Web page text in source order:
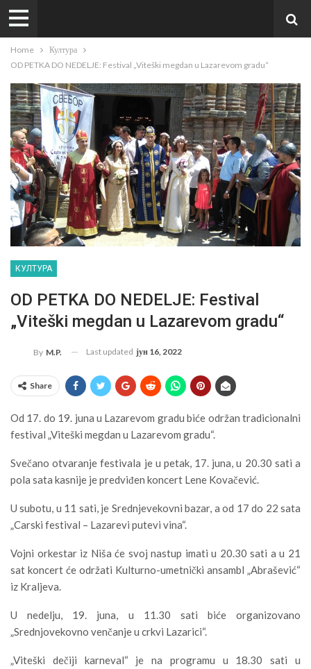
Home
Култура
OD PETKA DO NEDELJE: Festival „Viteški megdan u Lazarevom gradu“
КУЛТУРА
OD PETKA DO NEDELJE: Festival
„Viteški megdan u Lazarevom gradu“
By M.P. Last updated јун 16, 2022
Share
Od 17. do 19. juna u Lazarevom gradu biće održan tradicionalni
festival „Viteški megdan u Lazarevom gradu“.
Svečano otvaranje festivala je u petak, 17. juna, u 20.30 sati a
pola sata kasnije je predviđen koncert Lene Kovačević.
U subotu, u 11 sati, je Srednjevekovni bazar, a od 17 do 22 sata
„Carski festival – Lazarevi putevi vina“.
Vojni orkestar iz Niša će svoj nastup imati u 20.30 sati a u 21
sat koncert će održati Kulturno-umetnički ansambl „Abrašević“
iz Kraljeva.
U nedelju, 19. juna, u 11.30 sati biće organizovano
„Srednjovekovno venčanje u crkvi Lazarici“.
„Viteški dečiji karneval“ je na programu u 18.30 sati u